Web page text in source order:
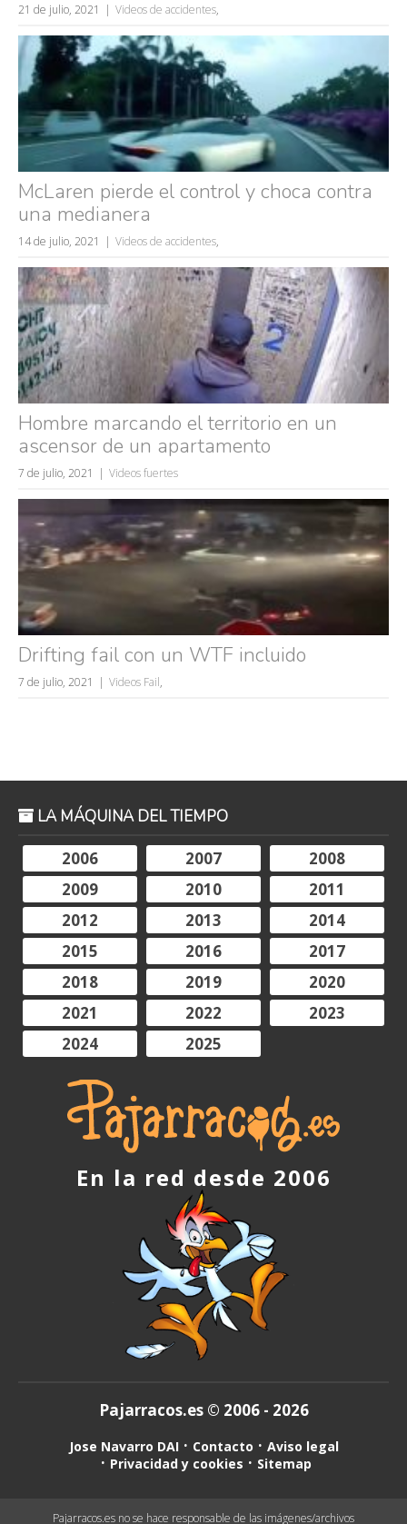
Búsquedas populares
mujeres guapas
volver a nacer
accidentes
rusos
caídas
fails
21 de julio, 2021 Videos de accidentes,
McLaren pierde el control y choca contra
una medianera
14 de julio, 2021 Videos de accidentes,
Hombre marcando el territorio en un
ascensor de un apartamento
7 de julio, 2021 Videos fuertes
Drifting fail con un WTF incluido
7 de julio, 2021 Videos Fail,
LA MÁQUINA DEL TIEMPO
2006
2007
2008
2009
2010
2011
2012
2013
2014
2015
2016
2017
2018
2019
2020
2021
2022
2023
2024
2025
En la red desde 2006
Pajarracos.es © 2006 - 2026
Jose Navarro DAI Contacto
Aviso legal
Privacidad y cookies
Sitemap
Pajarracos.es no se hace responsable de las imágenes/archivos